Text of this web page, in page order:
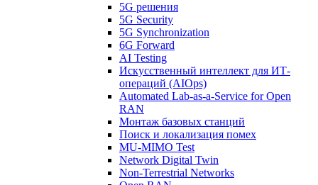
5G решения
5G Security
5G Synchronization
6G Forward
AI Testing
Искусственный интеллект для ИТ-
операций (AIOps)
Automated Lab-as-a-Service for Open
RAN
Монтаж базовых станций
Поиск и локализация помех
MU-MIMO Test
Network Digital Twin
Non-Terrestrial Networks